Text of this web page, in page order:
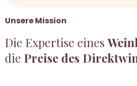
Unsere Mission
Die Expertise eines
die Preise des